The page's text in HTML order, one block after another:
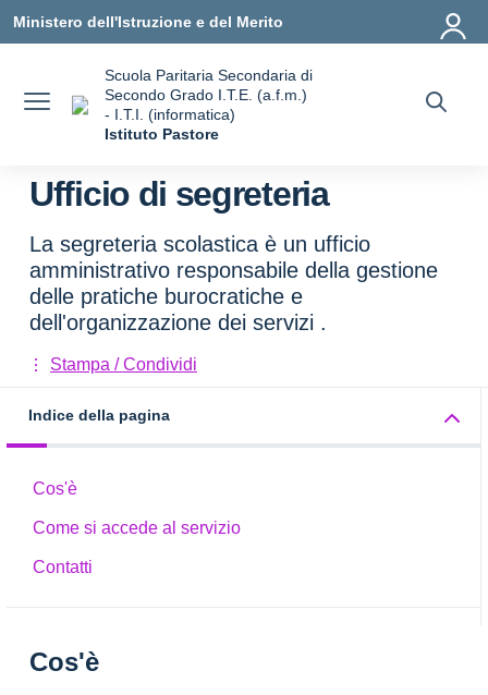
Ministero dell'Istruzione e del Merito
Scuola Paritaria Secondaria di
Secondo Grado I.T.E. (a.f.m.)
- I.T.I. (informatica)
Istituto Pastore
Ufficio di segreteria
La segreteria scolastica è un ufficio
amministrativo responsabile della gestione
delle pratiche burocratiche e
dell'organizzazione dei servizi .
Stampa / Condividi
Indice della pagina
Cos'è
Come si accede al servizio
Contatti
Cos'è